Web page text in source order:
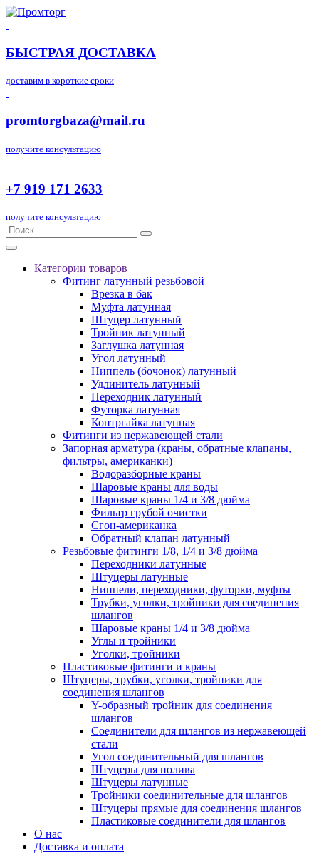
БЫСТРАЯ ДОСТАВКА
доставим в короткие сроки
promtorgbaza@mail.ru
получите консультацию
+7 919 171 2633
получите консультацию
Категории товаров
Фитинг латунный резьбовой
Врезка в бак
Муфта латунная
Штуцер латунный
Тройник латунный
Заглушка латунная
Угол латунный
Ниппель (бочонок) латунный
Удлинитель латунный
Переходник латунный
Футорка латунная
Контргайка латунная
Фитинги из нержавеющей стали
Запорная арматура (краны, обратные клапаны,
фильтры, американки)
Водоразборные краны
Шаровые краны для воды
Шаровые краны 1/4 и 3/8 дюйма
Фильтр грубой очистки
Сгон-американка
Обратный клапан латунный
Резьбовые фитинги 1/8, 1/4 и 3/8 дюйма
Переходники латунные
Штуцеры латунные
Ниппели, переходники, футорки, муфты
Трубки, уголки, тройники для соединения
шлангов
Шаровые краны 1/4 и 3/8 дюйма
Углы и тройники
Уголки, тройники
Пластиковые фитинги и краны
Штуцеры, трубки, уголки, тройники для
соединения шлангов
Y-образный тройник для соединения
шлангов
Соединители для шлангов из нержавеющей
стали
Угол соединительный для шлангов
Штуцеры для полива
Штуцеры латунные
Тройники соединительные для шлангов
Штуцеры прямые для соединения шлангов
Пластиковые соединители для шлангов
О нас
Доставка и оплата